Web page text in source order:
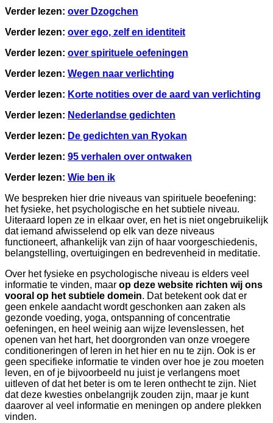
Verder lezen: over Dzogchen
Verder lezen: over ego, zelf en identiteit
Verder lezen: over spirituele oefeningen
Verder lezen: Wegen naar verlichting
Verder lezen: Korte notities over de aard van verlichting
Verder lezen: Nederlandse gedichten
Verder lezen: De gedichten van Ryokan
Verder lezen: 95 verhalen over ontwaken
Verder lezen: Wie ben ik
We bespreken hier drie niveaus van spirituele beoefening:
het fysieke, het psychologische en het subtiele niveau.
Uiteraard lopen ze in elkaar over, en het is niet ongebruikelijk
dat iemand afwisselend op elk van deze niveaus
functioneert, afhankelijk van zijn of haar voorgeschiedenis,
belangstelling, overtuigingen en bedrevenheid in meditatie.
Over het fysieke en psychologische niveau is elders veel
informatie te vinden, maar op deze website richten wij ons
vooral op het subtiele domein. Dat betekent ook dat er
geen enkele aandacht wordt geschonken aan zaken als
gezonde voeding, yoga, ontspanning of concentratie
oefeningen, en heel weinig aan wijze levenslessen, het
openen van het hart, het doorgronden van onze vroegere
conditioneringen of leren in het hier en nu te zijn. Ook is er
geen specifieke informatie te vinden over hoe je zou moeten
leven, en of je bijvoorbeeld nu juist je verlangens moet
uitleven of dat het beter is om te leren onthecht te zijn. Niet
dat deze kwesties onbelangrijk zouden zijn, maar je kunt
daarover al veel informatie en meningen op andere plekken
vinden.